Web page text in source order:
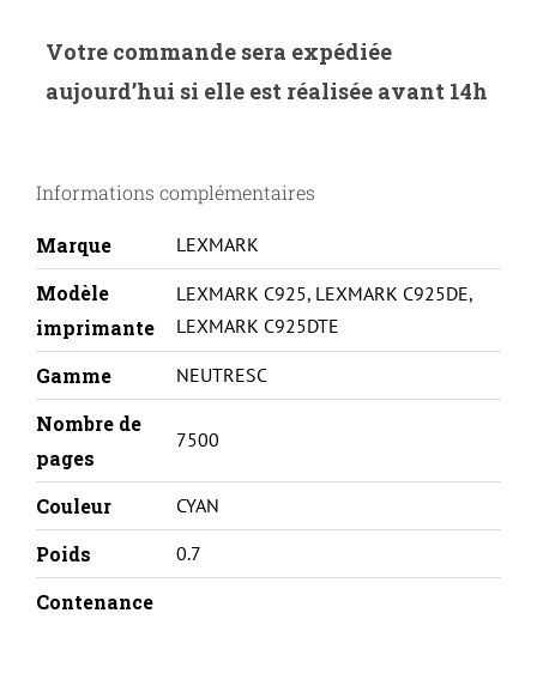
L.925C-
LEXMARK
-
C
Votre commande sera expédiée
aujourd’hui si elle est réalisée avant 14h
Informations complémentaires
Marque LEXMARK
Modèle
imprimante
LEXMARK C925, LEXMARK C925DE,
LEXMARK C925DTE
Gamme NEUTRESC
Nombre de
pages
7500
Couleur CYAN
Poids 0.7
Contenance